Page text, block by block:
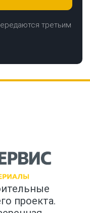
третьим
проекта.